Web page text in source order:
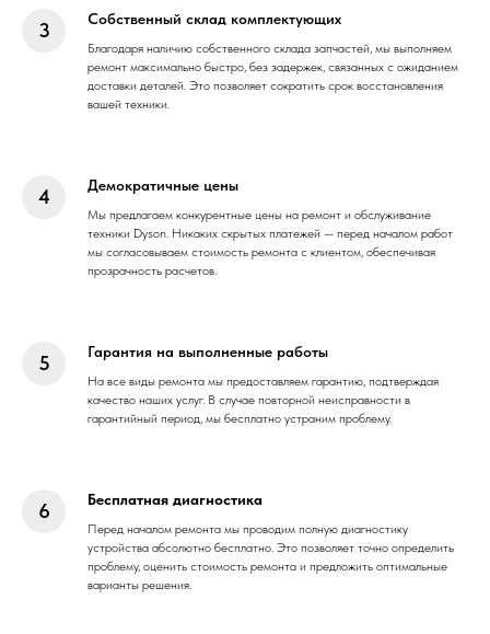
Собственный склад комплектующих
Благодаря наличию собственного склада запчастей, мы выполняем
ремонт максимально быстро, без задержек, связанных с ожиданием
доставки деталей. Это позволяет сократить срок восстановления
вашей техники.
Демократичные цены
Мы предлагаем конкурентные цены на ремонт и обслуживание
техники Dyson. Никаких скрытых платежей — перед началом работ
мы согласовываем стоимость ремонта с клиентом, обеспечивая
прозрачность расчетов.
Гарантия на выполненные работы
На все виды ремонта мы предоставляем гарантию, подтверждая
качество наших услуг. В случае повторной неисправности в
гарантийный период, мы бесплатно устраним проблему.
Бесплатная диагностика
Перед началом ремонта мы проводим полную диагностику
устройства абсолютно бесплатно. Это позволяет точно определить
проблему, оценить стоимость ремонта и предложить оптимальные
варианты решения.